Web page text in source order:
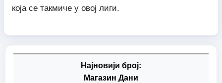
која се такмиче у овој лиги.
Најновији број:
Магазин Дани